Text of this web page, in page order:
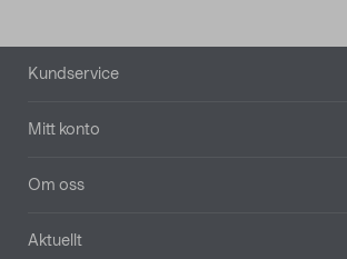
Sidfot
Kundservice
Mitt konto
Om oss
Aktuellt